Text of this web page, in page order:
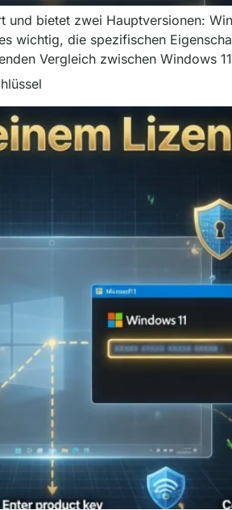
bietet zwei Hauptversionen:
wichtig, die spezifischen
Vergleich zwischen Windows